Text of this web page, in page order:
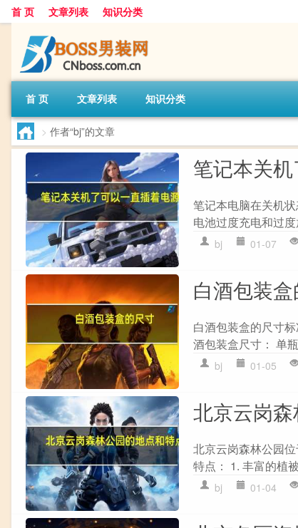
首 页 文章列表 知识分类
首 页 文章列表 知识分类
> 作者“bj”的文章
笔记本关
笔记本电脑在关机
电池过度充电和过
bj 01-07
白酒包装
白酒包装盒的尺寸
酒包装盒尺寸： 单
bj 01-05
北京云岗
北京云岗森林公园
特点： 1. 丰富的植
bj 01-04